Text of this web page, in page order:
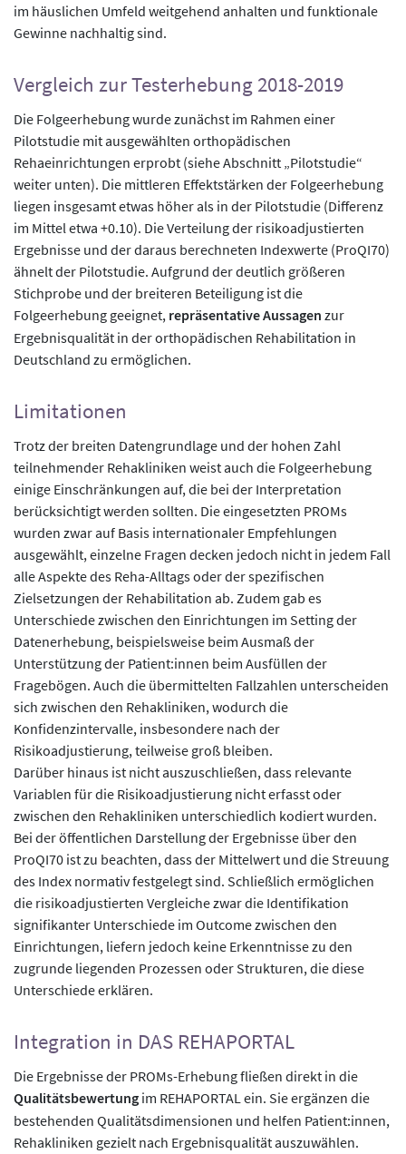
im häuslichen Umfeld weitgehend anhalten und funktionale
Gewinne nachhaltig sind.
Vergleich zur Testerhebung 2018-2019
Die Folgeerhebung wurde zunächst im Rahmen einer
Pilotstudie mit ausgewählten orthopädischen
Rehaeinrichtungen erprobt (siehe Abschnitt „Pilotstudie“
weiter unten). Die mittleren Effektstärken der Folgeerhebung
liegen insgesamt etwas höher als in der Pilotstudie (Differenz
im Mittel etwa +0.10). Die Verteilung der risikoadjustierten
Ergebnisse und der daraus berechneten Indexwerte (ProQI70)
ähnelt der Pilotstudie. Aufgrund der deutlich größeren
Stichprobe und der breiteren Beteiligung ist die
Folgeerhebung geeignet, repräsentative Aussagen zur
Ergebnisqualität in der orthopädischen Rehabilitation in
Deutschland zu ermöglichen.
Limitationen
Trotz der breiten Datengrundlage und der hohen Zahl
teilnehmender Rehakliniken weist auch die Folgeerhebung
einige Einschränkungen auf, die bei der Interpretation
berücksichtigt werden sollten. Die eingesetzten PROMs
wurden zwar auf Basis internationaler Empfehlungen
ausgewählt, einzelne Fragen decken jedoch nicht in jedem Fall
alle Aspekte des Reha-Alltags oder der spezifischen
Zielsetzungen der Rehabilitation ab. Zudem gab es
Unterschiede zwischen den Einrichtungen im Setting der
Datenerhebung, beispielsweise beim Ausmaß der
Unterstützung der Patient:innen beim Ausfüllen der
Fragebögen. Auch die übermittelten Fallzahlen unterscheiden
sich zwischen den Rehakliniken, wodurch die
Konfidenzintervalle, insbesondere nach der
Risikoadjustierung, teilweise groß bleiben.
Darüber hinaus ist nicht auszuschließen, dass relevante
Variablen für die Risikoadjustierung nicht erfasst oder
zwischen den Rehakliniken unterschiedlich kodiert wurden.
Bei der öffentlichen Darstellung der Ergebnisse über den
ProQI70 ist zu beachten, dass der Mittelwert und die Streuung
des Index normativ festgelegt sind. Schließlich ermöglichen
die risikoadjustierten Vergleiche zwar die Identifikation
signifikanter Unterschiede im Outcome zwischen den
Einrichtungen, liefern jedoch keine Erkenntnisse zu den
zugrunde liegenden Prozessen oder Strukturen, die diese
Unterschiede erklären.
Integration in DAS REHAPORTAL
Die Ergebnisse der PROMs-Erhebung fließen direkt in die
Qualitätsbewertung im REHAPORTAL ein. Sie ergänzen die
bestehenden Qualitätsdimensionen und helfen Patient:innen,
Rehakliniken gezielt nach Ergebnisqualität auszuwählen.